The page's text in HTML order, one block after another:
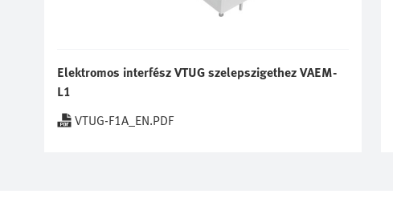
Elektromos interfész VTUG szelepszigethez VAEM-
L1
VTUG-F1A_EN.PDF